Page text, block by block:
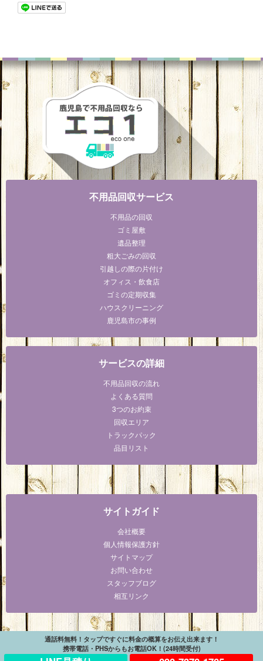
不用品回収サービス
不用品の回収
ゴミ屋敷
遺品整理
粗大ごみの回収
引越しの際の片付け
オフィス・飲食店
ゴミの定期収集
ハウスクリーニング
鹿児島市の事例
サービスの詳細
不用品回収の流れ
よくある質問
3つのお約束
回収エリア
トラックパック
品目リスト
サイトガイド
会社概要
個人情報保護方針
サイトマップ
お問い合わせ
スタッフブログ
相互リンク
通話料無料！タップですぐに料金の概算をお伝え出来ます！
携帯電話・PHSからもお電話OK！(24時間受付)